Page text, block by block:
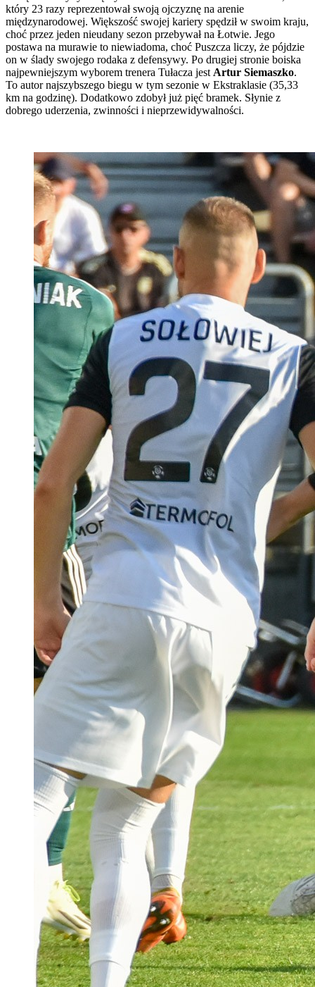
który 23 razy reprezentował swoją ojczyznę na arenie
międzynarodowej. Większość swojej kariery spędził w swoim kraju,
choć przez jeden nieudany sezon przebywał na Łotwie. Jego
postawa na murawie to niewiadoma, choć Puszcza liczy, że pójdzie
on w ślady swojego rodaka z defensywy. Po drugiej stronie boiska
najpewniejszym wyborem trenera Tułacza jest Artur Siemaszko.
To autor najszybszego biegu w tym sezonie w Ekstraklasie (35,33
km na godzinę). Dodatkowo zdobył już pięć bramek. Słynie z
dobrego uderzenia, zwinności i nieprzewidywalności.